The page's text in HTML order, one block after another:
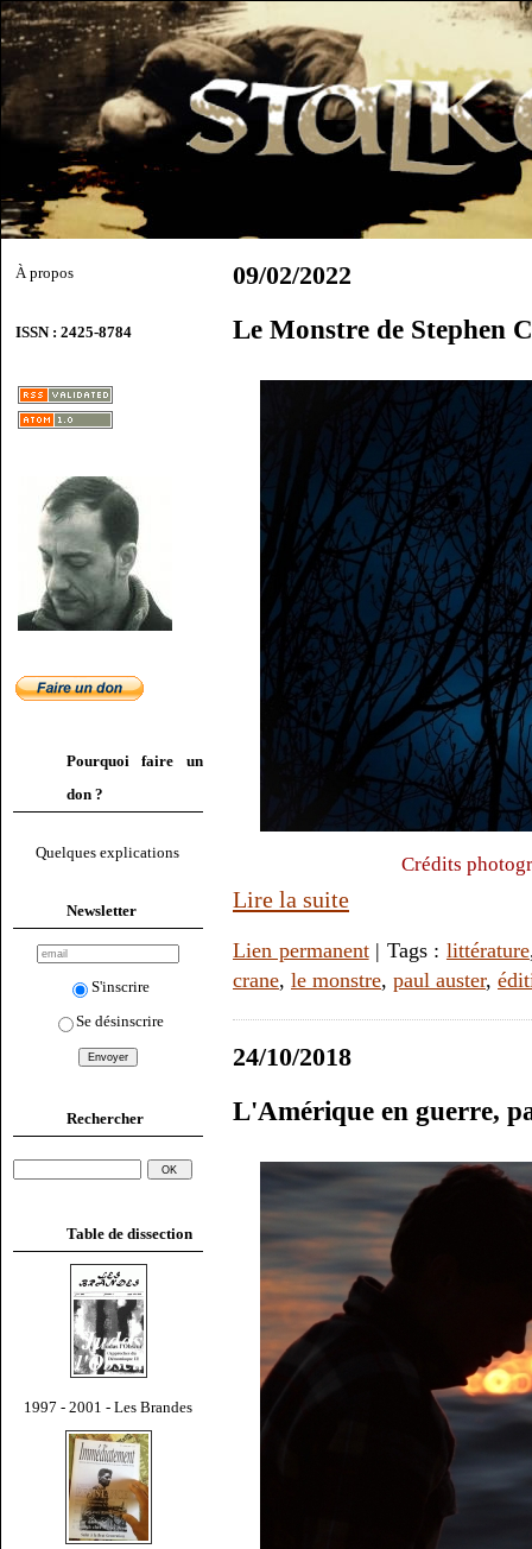
À propos
ISSN : 2425-8784
Pourquoi faire un
don ?
Quelques explications
Newsletter
S'inscrire
Se désinscrire
Rechercher
Table de dissection
1997 - 2001 - Les Brandes
09/02/2022
Le Monstre de Stephen
Crédits
Lire la suite
Lien permanent| Tags : littérature
crane, le monstre, paul auster,
24/10/2018
L'Amérique en guerre,